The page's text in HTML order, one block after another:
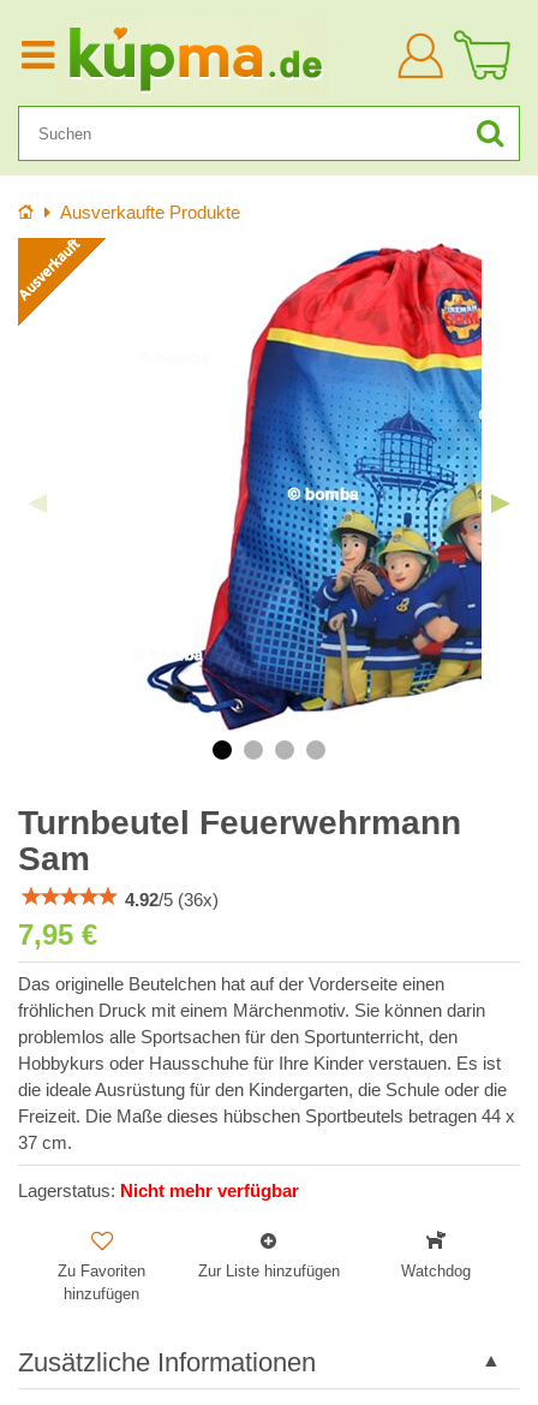
Anmelden
StartseiteAusverkaufte Produkte
Turnbeutel Feuerwehrmann
Sam
4.92/5 (36x)
7,95 €
Das originelle Beutelchen hat auf der Vorderseite einen
fröhlichen Druck mit einem Märchenmotiv. Sie können darin
problemlos alle Sportsachen für den Sportunterricht, den
Hobbykurs oder Hausschuhe für Ihre Kinder verstauen. Es ist
die ideale Ausrüstung für den Kindergarten, die Schule oder die
Freizeit. Die Maße dieses hübschen Sportbeutels betragen 44 x
37 cm.
Lagerstatus: Nicht mehr verfügbar
Zu Favoriten
hinzufügen
Zur Liste hinzufügen Watchdog
Zusätzliche Informationen